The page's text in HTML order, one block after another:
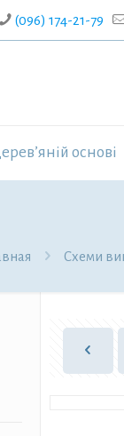
(096) 174-21-79
основі
Схеми